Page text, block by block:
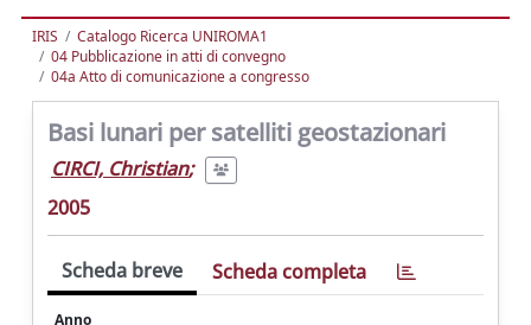
IRIS
Catalogo Ricerca UNIROMA1
04 Pubblicazione in atti di convegno
04a Atto di comunicazione a congresso
Basi lunari per satelliti geostazionari
CIRCI, Christian;
2005
Scheda breve Scheda completa
Anno